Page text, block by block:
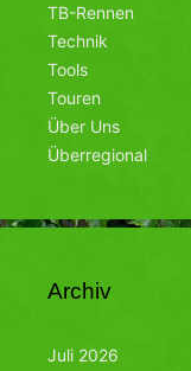
TB-Rennen
Technik
Tools
Touren
Über Uns
Überregional
Archiv
Juli 2026